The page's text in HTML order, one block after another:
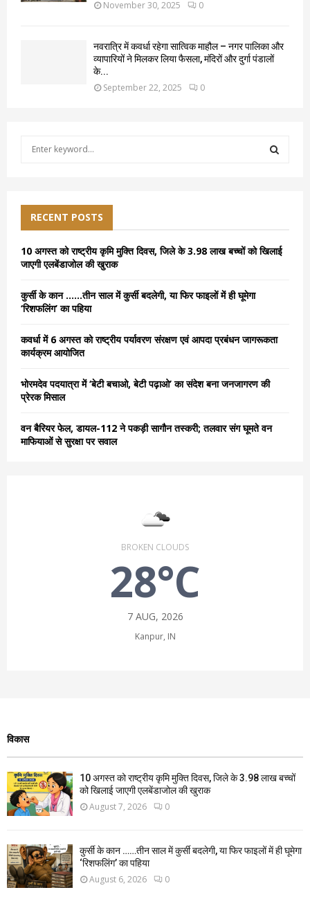
November 30, 2025 0
नवरात्रि में कवर्धा रहेगा सात्विक माहौल – नगर पालिका और
व्यापारियों ने मिलकर लिया फैसला, मंदिरों और दुर्गा पंडालों
के...
September 22, 2025 0
f
o
r
RECENT POSTS
10 अगस्त को राष्ट्रीय कृमि मुक्ति दिवस, जिले के 3.98 लाख बच्चों को खिलाई
जाएगी एलबेंडाजोल की खुराक
कुर्सी के कान ……तीन साल में कुर्सी बदलेगी, या फिर फाइलों में ही घूमेगा
‘रिशफलिंग’ का पहिया
कवर्धा में 6 अगस्त को राष्ट्रीय पर्यावरण संरक्षण एवं आपदा प्रबंधन जागरूकता
कार्यक्रम आयोजित
भोरमदेव पदयात्रा में ‘बेटी बचाओ, बेटी पढ़ाओ’ का संदेश बना जनजागरण की
प्रेरक मिसाल
वन बैरियर फेल, डायल-112 ने पकड़ी सागौन तस्करी; तलवार संग घूमते वन
माफियाओं से सुरक्षा पर सवाल
BROKEN CLOUDS
28°C
7 AUG, 2026
Kanpur, IN
विकास
10 अगस्त को राष्ट्रीय कृमि मुक्ति दिवस, जिले के 3.98 लाख बच्चों
को खिलाई जाएगी एलबेंडाजोल की खुराक
August 7, 2026 0
कुर्सी के कान ……तीन साल में कुर्सी बदलेगी, या फिर फाइलों में ही घूमेगा
‘रिशफलिंग’ का पहिया
August 6, 2026 0